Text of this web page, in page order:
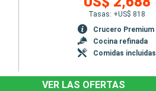
Tasas: +US$ 818
Crucero Premium
Cocina refinada
Comidas incluidas
VER LAS OFERTAS